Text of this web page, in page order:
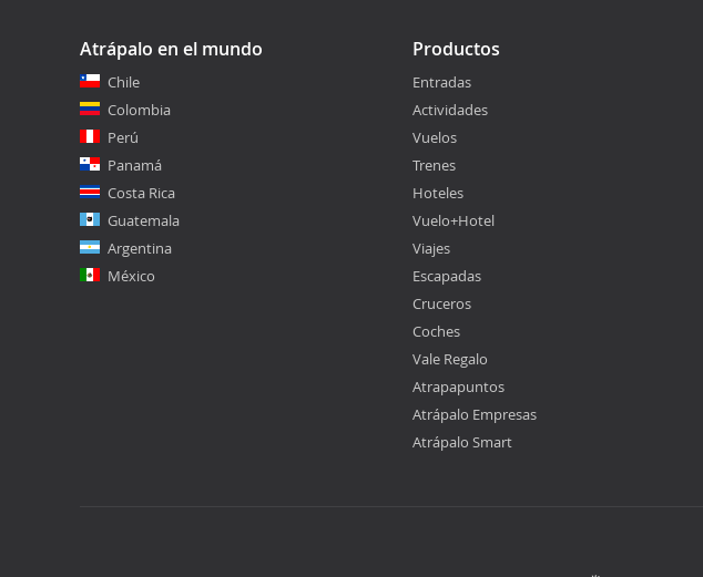
Atrápalo en el mundo
Chile
Colombia
Perú
Panamá
Costa Rica
Guatemala
Argentina
México
Productos
Entradas
Actividades
Vuelos
Trenes
Hoteles
Vuelo+Hotel
Viajes
Escapadas
Cruceros
Coches
Vale Regalo
Atrapapuntos
Atrápalo Empresas
Atrápalo Smart